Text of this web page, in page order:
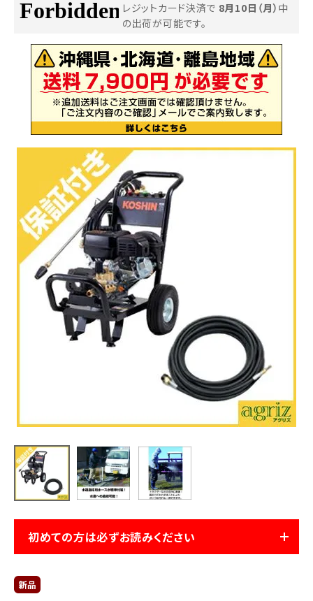
お気に入り一覧
閲覧履歴一覧
農業機械
作業用品
補修部品
レンタル
利用ガイド FAQ
メールでのお問い合わせ
info@agriz.net
FAXでのご注文
0739-72-453224時間受付
レジットカード決済で 8月10日（月） 中
の出荷が可能です。
初めての方は必ずお読みください